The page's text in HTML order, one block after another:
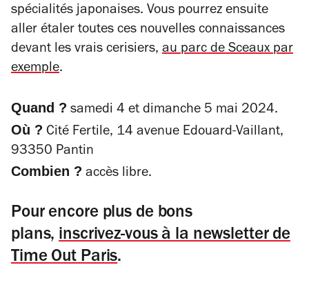
spécialités japonaises. Vous pourrez ensuite
aller étaler toutes ces nouvelles connaissances
devant les vrais cerisiers, au parc de Sceaux par
exemple.
Quand ? samedi 4 et dimanche 5 mai 2024.
Où ? Cité Fertile, 14 avenue Edouard-Vaillant,
93350 Pantin
Combien ? accès libre.
Pour encore plus de bons
plans,inscrivez-vous à la newsletter de
Time Out Paris.